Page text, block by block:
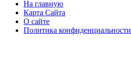
На главную
Карта Сайта
О сайте
Политика конфиденциальности